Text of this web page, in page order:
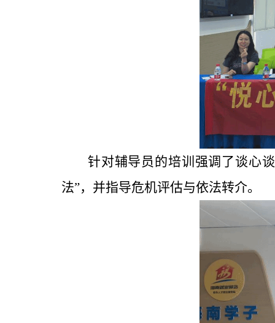
针对辅导员的培训强调了谈心
法”，并指导危机评估与依法转介。